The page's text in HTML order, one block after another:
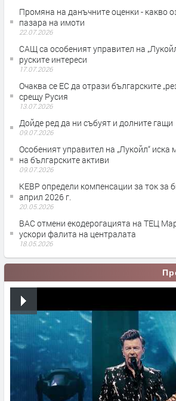
Промяна на данъчните оценки - какво
пазара на имоти
22.07.2026
САЩ са особеният управител на
руските интереси
17.07.2026
Очаква се ЕС да отрази българските
срещу Русия
13.07.2026
Дойде ред да ни събуят и долните гащи
09.07.2026
Особеният управител на „Лукойл“
на българските активи
09.07.2026
КЕВР определи компенсации за ток за
април 2026 г.
20.05.2026
ВАС отмени екодерогацията на ТЕЦ
ускори фалита на централата
18.05.2026